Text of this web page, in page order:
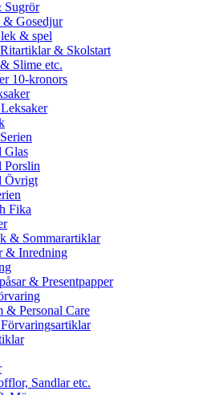
Sugrör
& Gosedjur
& spel
& Skolstart
Slime etc.
10-kronors
Glas
Porslin
Övrigt
Fika
& Sommarartiklar
& Inredning
& Presentpapper
& Personal Care
Sandlar etc.